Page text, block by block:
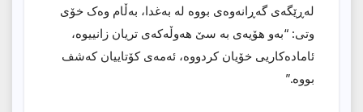
لەڕێگەی گەڕانەوەی بووە لە بەغدا، بەڵام وەک خۆی
وتی: “بەو هۆیەی بە سێ هەوڵەکەی تریان زانییوە،
ئامادەکاریی خۆیان کردووە، ئەمەی کۆتاییان کەشف
بووە.”